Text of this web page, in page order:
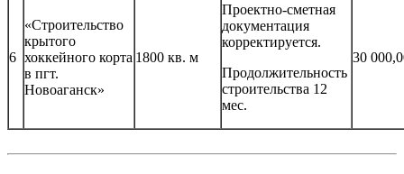
6
«Строительство
крытого
хоккейного корта
в пгт.
Новоаганск»
1800 кв. м
Проектно-сметная
документация
корректируется.
Продолжительность
строительства 12
мес.
30